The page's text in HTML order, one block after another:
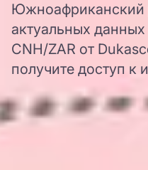
Южноафриканский
актуальных
CNH/ZAR от
получите доступ к